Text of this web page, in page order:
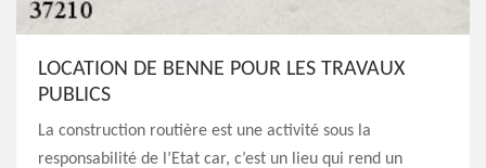
LOCATION DE BENNE POUR LES TRAVAUX
PUBLICS
La construction routière est une activité sous la
responsabilité de l’Etat car, c’est un lieu qui rend un